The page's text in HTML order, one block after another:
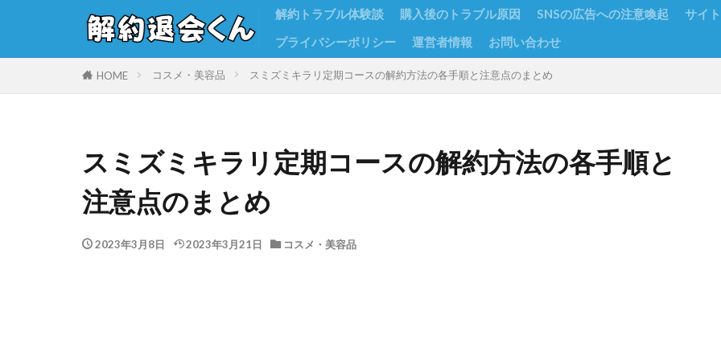
解約トラブル体験談 購入後のトラブル原因 SNSの広告への注意喚起
サイ
プライバシーポリシー
運営者情報 お問い合わせ
HOME コスメ・美容品 スミズミキラリ定期コースの解約方法の各手順と注意点のまとめ
スミズミキラリ定期コースの解約方法の各手順と
注意点のまとめ
2023年3月8日 2023年3月21日 コスメ・美容品